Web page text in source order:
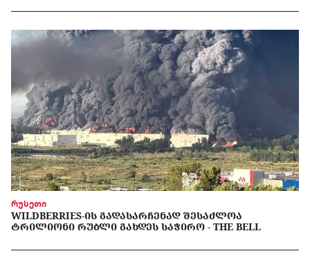
რუსეთი
WILDBERRIES-ᲘᲡ ᲒᲐᲓᲐᲡᲐᲠᲩᲔᲜᲐᲓ ᲨᲔᲡᲐᲫᲚᲝᲐ
ᲢᲠᲘᲚᲘᲝᲜᲘ ᲠᲣᲑᲚᲘ ᲒᲐᲮᲓᲔᲡ ᲡᲐᲭᲘᲠᲝ - THE BELL